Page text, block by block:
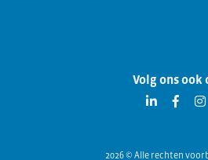
Volg ons ook
2026 © Alle rechten